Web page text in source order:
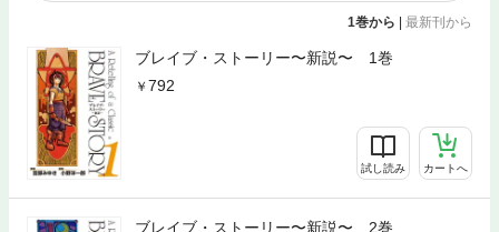
1巻から 最新刊から
ブレイブ・ストーリー〜新説〜 1巻
792
試し読み カートへ
ブレイブ・ストーリー〜新説〜 2巻